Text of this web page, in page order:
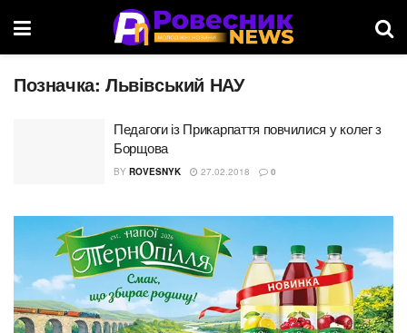
Позначка: Львівський НАУ
Педагоги із Прикарпаття повчилися у колег з
Борщова
BY ROVESNYK 27.02.2018 0